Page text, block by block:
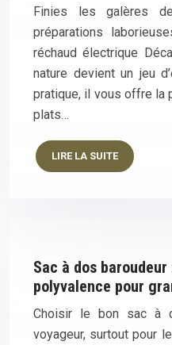
Finies les galères
préparations
réchaud électrique
nature devient un jeu
pratique, il vous offre la
plats…
LIRE LA SUITE
Sac à dos
polyvalence pour
Choisir le bon sac à
voyageur, surtout pour